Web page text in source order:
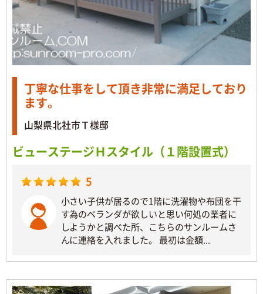
丁寧な仕事をして頂き非常に満足しており
ます。
山梨県北社市Ｔ様邸
ビューステージＨスタイル（１階設置式）
5
小さい子供が居るので1階に洗濯物や布団を干
す為のベランダが欲しいと思い何処の業者に
しようかと調べた所、こちらのサンルームさ
んに連絡を入れました。 最初は金額...